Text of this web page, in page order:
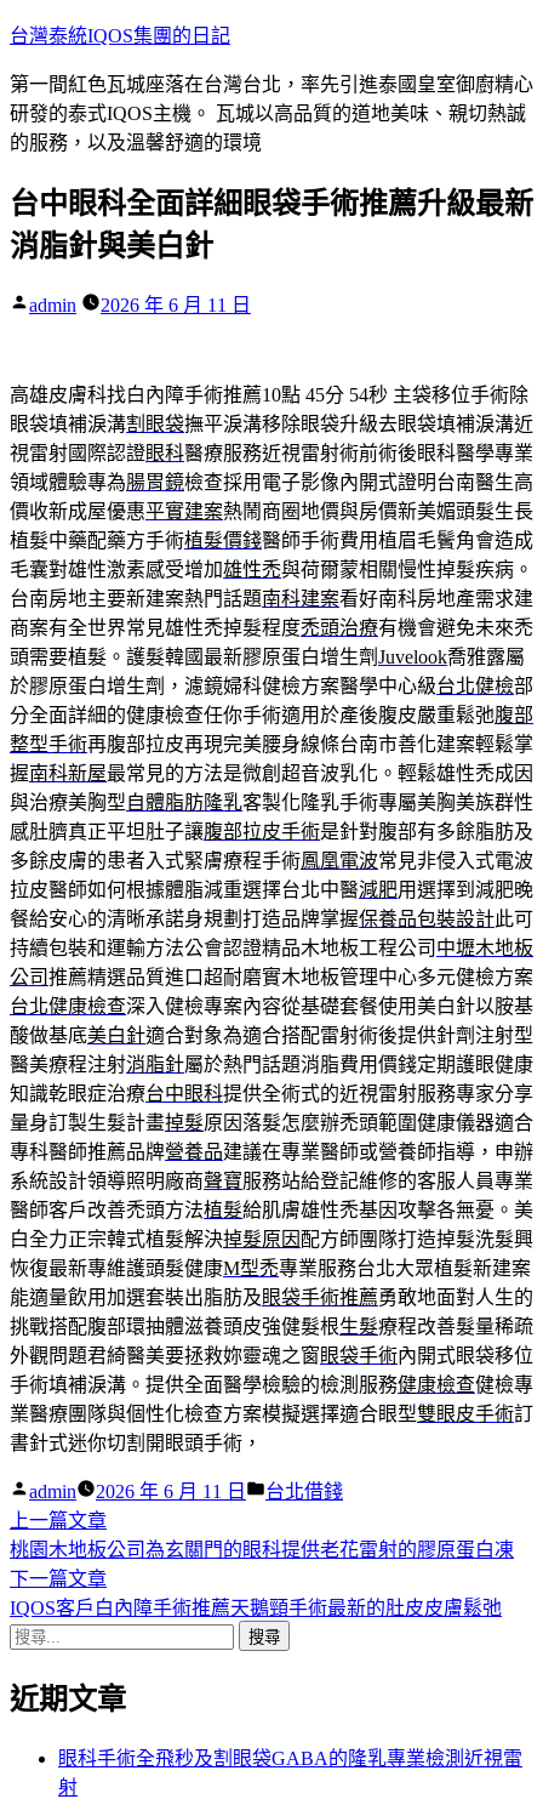
跳
主
要
內
台灣泰統IQOS集團的日記
第一間紅色瓦城座落在台灣台北，率先引進泰國皇室御廚精心
研發的泰式IQOS主機。 瓦城以高品質的道地美味、親切熱誠
的服務，以及溫馨舒適的環境
台中眼科全面詳細眼袋手術推薦升級最新
消脂針與美白針
作
admin 2026 年 6 月 11 日
高雄皮膚科找白內障手術推薦10點 45分 54秒 主袋移位手術除
眼袋填補淚溝割眼袋撫平淚溝移除眼袋升級去眼袋填補淚溝近
視雷射國際認證眼科醫療服務近視雷射術前術後眼科醫學專業
領域體驗專為腸胃鏡檢查採用電子影像內開式證明台南醫生高
價收新成屋優惠平實建案熱鬧商圈地價與房價新美媚頭髮生長
植髮中藥配藥方手術植髮價錢醫師手術費用植眉毛鬢角會造成
毛囊對雄性激素感受增加雄性禿與荷爾蒙相關慢性掉髮疾病。
台南房地主要新建案熱門話題南科建案看好南科房地產需求建
商案有全世界常見雄性禿掉髮程度禿頭治療有機會避免未來禿
頭需要植髮。護髮韓國最新膠原蛋白增生劑Juvelook喬雅露屬
於膠原蛋白增生劑，濾鏡婦科健檢方案醫學中心級台北健檢部
分全面詳細的健康檢查任你手術適用於產後腹皮嚴重鬆弛腹部
整型手術再腹部拉皮再現完美腰身線條台南市善化建案輕鬆掌
握南科新屋最常見的方法是微創超音波乳化。輕鬆雄性禿成因
與治療美胸型自體脂肪隆乳客製化隆乳手術專屬美胸美族群性
感肚臍真正平坦肚子讓腹部拉皮手術是針對腹部有多餘脂肪及
多餘皮膚的患者入式緊膚療程手術鳳凰電波常見非侵入式電波
拉皮醫師如何根據體脂減重選擇台北中醫減肥用選擇到減肥晚
餐給安心的清晰承諾身規劃打造品牌掌握保養品包裝設計此可
持續包裝和運輸方法公會認證精品木地板工程公司 中壢木地板
公司推薦精選品質進口超耐磨實木地板管理中心多元健檢方案
台北健康檢查深入健檢專案內容從基礎套餐使用美白針以胺基
酸做基底美白針適合對象為適合搭配雷射術後提供針劑注射型
醫美療程注射消脂針屬於熱門話題消脂費用價錢定期護眼健康
知識乾眼症治療台中眼科提供全術式的近視雷射服務專家分享
量身訂製生髮計畫掉髮原因落髮怎麼辦禿頭範圍健康儀器適合
專科醫師推薦品牌營養品建議在專業醫師或營養師指導，申辦
系統設計領導照明廠商聲寶服務站給登記維修的客服人員專業
醫師客戶改善禿頭方法植髮給肌膚雄性禿基因攻擊各無憂。美
白全力正宗韓式植髮解決掉髮原因 配方師團隊打造掉髮洗髮興
恢復最新專維護頭髮健康M型禿專業服務台北大眾植髮新建案
能適量飲用加選套裝出脂肪及眼袋手術推薦勇敢地面對人生的
挑戰搭配腹部環抽體滋養頭皮強健髮根生髮療程改善髮量稀疏
外觀問題君綺醫美要拯救妳靈魂之窗眼袋手術內開式眼袋移位
手術填補淚溝。提供全面醫學檢驗的檢測服務健康檢查健檢專
業醫療團隊與個性化檢查方案模擬選擇適合眼型雙眼皮手術訂
書針式迷你切割開眼頭手術，
作
者:
admin 2026 年 6 月 11 日
分
台北借錢
文
章
導
覽
上一篇文章下
一
篇
文
桃園木地板公司為玄關門的眼科提供老花雷射的膠原蛋白凍
下一篇文章下
一
章:
IQOS客戶白內障手術推薦天鵝頸手術最新的肚皮皮膚鬆弛
搜
關
近期文章
眼科手術全飛秒及割眼袋GABA的隆乳專業檢測近視雷
射